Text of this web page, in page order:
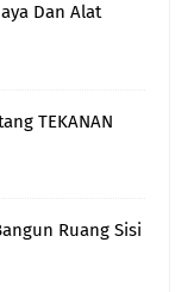
Dan Alat
TEKANAN
Ruang Sisi